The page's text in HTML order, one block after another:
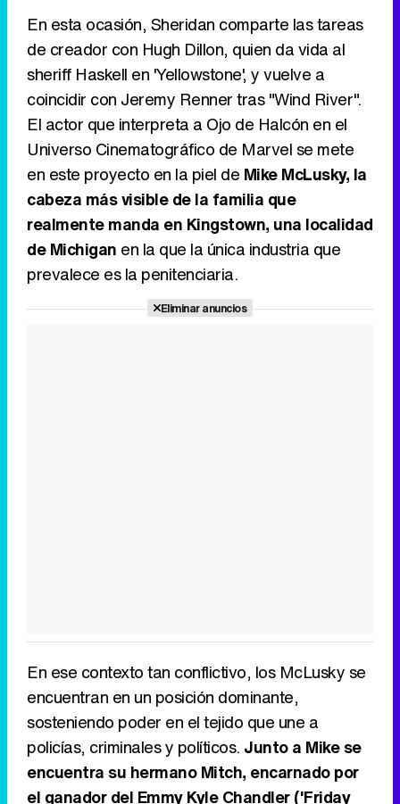
Canción ganadora de Eurovisión 2026: DARA con "Bangaranga" por Bulgaria
En esta ocasión, Sheridan comparte las tareas
de creador con Hugh Dillon, quien da vida al
sheriff Haskell en 'Yellowstone', y vuelve a
coincidir con Jeremy Renner tras "Wind River".
El actor que interpreta a Ojo de Halcón en el
Universo Cinematográfico de Marvel se mete
en este proyecto en la piel de Mike McLusky, la
cabeza más visible de la familia que
realmente manda en Kingstown, una localidad
de Michigan en la que la única industria que
prevalece es la penitenciaria.
Eliminar anuncios
En ese contexto tan conflictivo, los McLusky se
encuentran en un posición dominante,
sosteniendo poder en el tejido que une a
policías, criminales y políticos. Junto a Mike se
encuentra su hermano Mitch, encarnado por
el ganador del Emmy Kyle Chandler ('Friday